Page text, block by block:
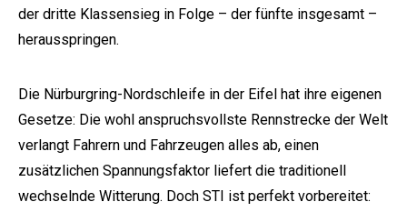
der dritte Klassensieg in Folge – der fünfte insgesamt –
herausspringen.
Die Nürburgring-Nordschleife in der Eifel hat ihre eigenen
Gesetze: Die wohl anspruchsvollste Rennstrecke der Welt
verlangt Fahrern und Fahrzeugen alles ab, einen
zusätzlichen Spannungsfaktor liefert die traditionell
wechselnde Witterung. Doch STI ist perfekt vorbereitet: